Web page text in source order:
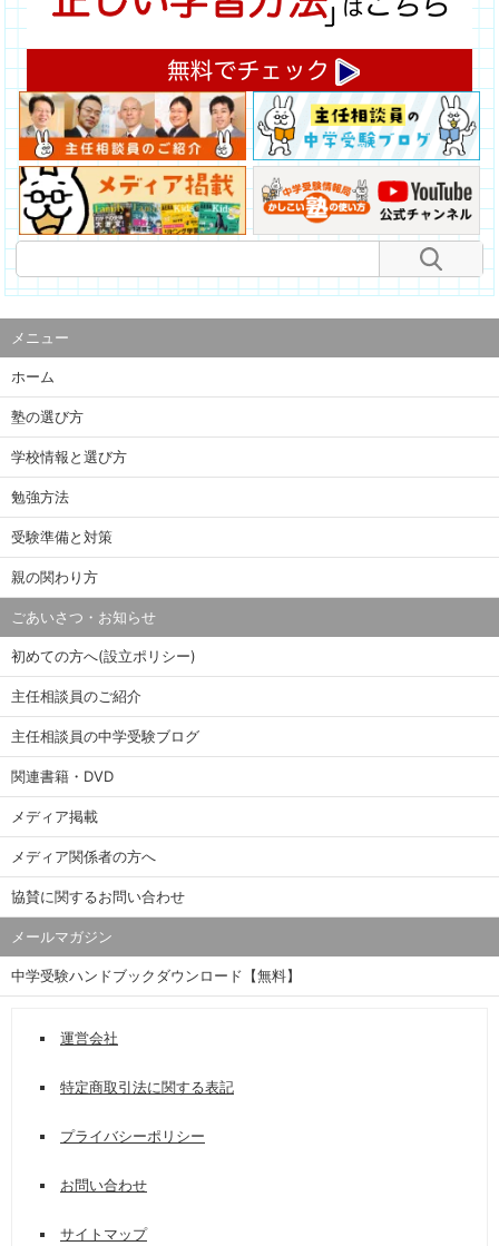
メニュー
ホーム
塾の選び方
学校情報と選び方
勉強方法
受験準備と対策
親の関わり方
ごあいさつ・お知らせ
初めての方へ(設立ポリシー)
主任相談員のご紹介
主任相談員の中学受験ブログ
関連書籍・DVD
メディア掲載
メディア関係者の方へ
協賛に関するお問い合わせ
メールマガジン
中学受験ハンドブックダウンロード【無料】
運営会社
特定商取引法に関する表記
プライバシーポリシー
お問い合わせ
サイトマップ